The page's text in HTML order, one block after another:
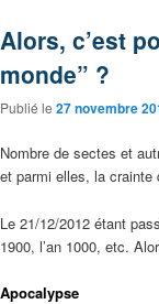
Alors, c’est
monde” ?
Publié le 27 novembre
Nombre de sectes et
et parmi elles, la crainte
Le 21/12/2012 étant
1900, l’an 1000, etc.
Apocalypse